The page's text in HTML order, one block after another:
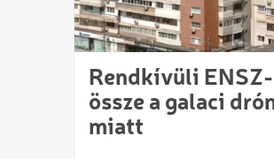
Rendkívüli
össze a galaci
miatt